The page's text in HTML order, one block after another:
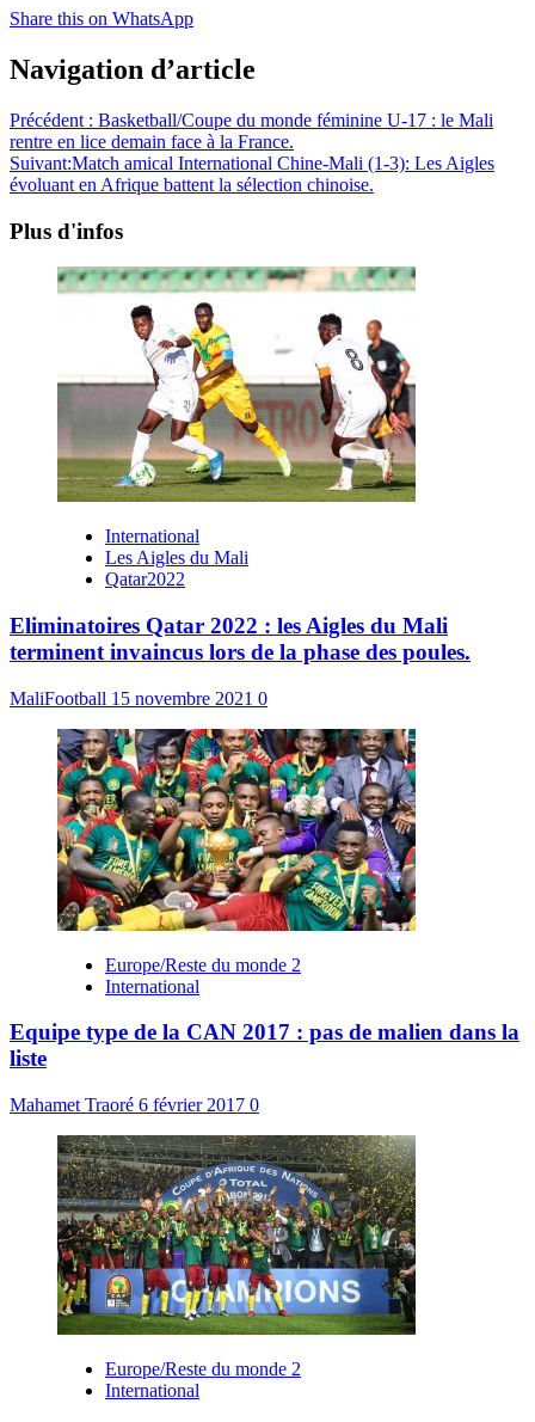
Share this on WhatsApp
Navigation d’article
Précédent : Basketball/Coupe du monde féminine U-17 : le Mali
rentre en lice demain face à la France.
Suivant:Match amical International Chine-Mali (1-3): Les Aigles
évoluant en Afrique battent la sélection chinoise.
Plus d'infos
International
Les Aigles du Mali
Qatar2022
Eliminatoires Qatar 2022 : les Aigles du Mali
terminent invaincus lors de la phase des poules.
MaliFootball 15 novembre 2021 0
Europe/Reste du monde 2
International
Equipe type de la CAN 2017 : pas de malien dans la
liste
Mahamet Traoré 6 février 2017 0
Europe/Reste du monde 2
International